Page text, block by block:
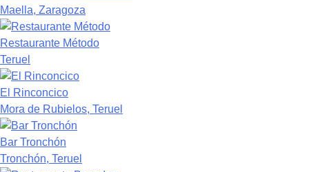
Maella, Zaragoza
Restaurante Método
Teruel
El Rinconcico
Mora de Rubielos, Teruel
Bar Tronchón
Tronchón, Teruel